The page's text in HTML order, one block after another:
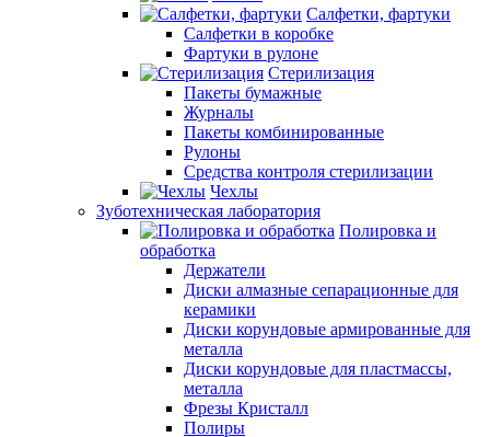
Салфетки, фартуки
Салфетки в коробке
Фартуки в рулоне
Стерилизация
Пакеты бумажные
Журналы
Пакеты комбинированные
Рулоны
Средства контроля стерилизации
Чехлы
Зуботехническая лаборатория
Полировка и
обработка
Держатели
Диски алмазные сепарационные для
керамики
Диски корундовые армированные для
металла
Диски корундовые для пластмассы,
металла
Фрезы Кристалл
Полиры